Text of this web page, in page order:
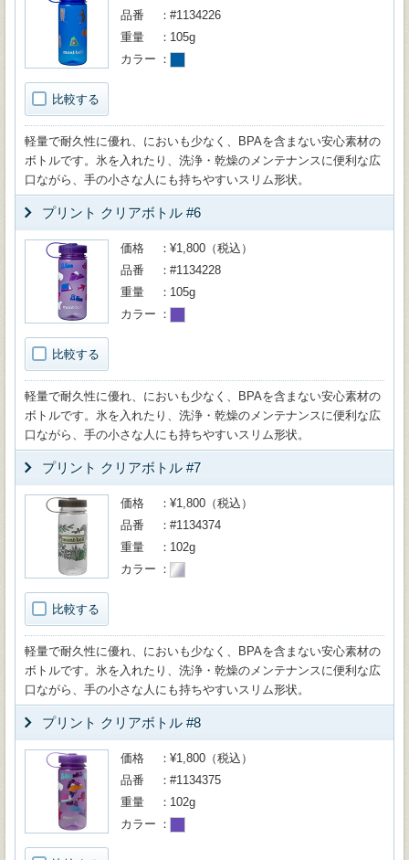
比較する
品番
#1134226
重量
105g
カラー
軽量で耐久性に優れ、においも少なく、BPAを含まない安心素材の
ボトルです。氷を入れたり、洗浄・乾燥のメンテナンスに便利な広
口ながら、手の小さな人にも持ちやすいスリム形状。
プリント クリアボトル #6
比較する
価格
¥1,800（税込）
品番
#1134228
重量
105g
カラー
軽量で耐久性に優れ、においも少なく、BPAを含まない安心素材の
ボトルです。氷を入れたり、洗浄・乾燥のメンテナンスに便利な広
口ながら、手の小さな人にも持ちやすいスリム形状。
プリント クリアボトル #7
比較する
価格
¥1,800（税込）
品番
#1134374
重量
102g
カラー
軽量で耐久性に優れ、においも少なく、BPAを含まない安心素材の
ボトルです。氷を入れたり、洗浄・乾燥のメンテナンスに便利な広
口ながら、手の小さな人にも持ちやすいスリム形状。
プリント クリアボトル #8
価格
¥1,800（税込）
品番
#1134375
重量
102g
カラー